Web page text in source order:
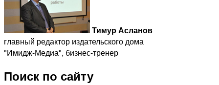
Тимур Асланов
главный редактор издательского дома
"Имидж-Медиа", бизнес-тренер
Поиск по сайту